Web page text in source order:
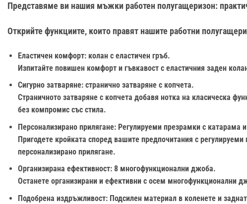
Представяме ви нашия мъжки работен полугащеризон:
Открийте функциите, които правят нашите работни
Еластичен комфорт: колан с еластичен гръб.
Изпитайте повишен комфорт и гъвкавост с еластичния заден
Сигурно затваряне: странично затваряне с копчета.
Страничното затваряне с копчета добавя нотка на класическа
без компромис със стила.
Персонализирано прилягане: Регулируеми презрамки с катарама
Пригодете кройката според вашите предпочитания с
персонализирано прилягане.
Организирана ефективност:8 многофункционални джоба.
Останете организирани и ефективни с осем многофункционални
Подобрена издръжливост: Подсилен материал в коленете и